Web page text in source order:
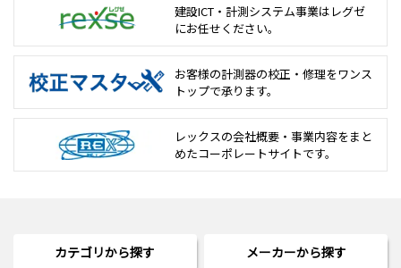
建設ICT・計測システム事業は レグゼ
にお任せください。
お客様の計測器の校正・修理をワンス
トップで承ります。
レックスの会社概要・事業内容をまと
めたコーポレートサイトです。
カテゴリから探す メーカーから探す